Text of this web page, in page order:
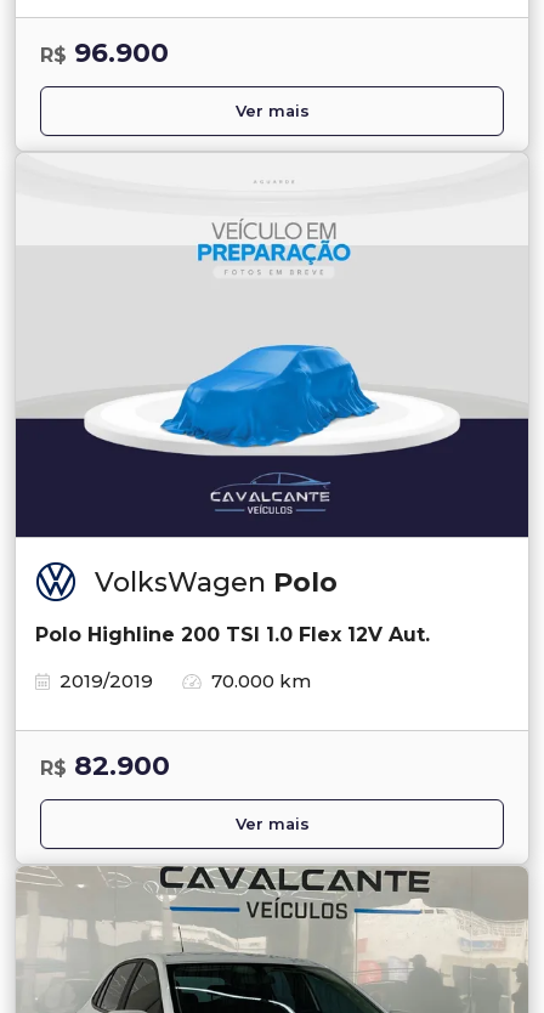
R$ 96.900
Ver mais
VolksWagen Polo
Polo Highline 200 TSI 1.0 Flex 12V Aut.
2019/2019
70.000 km
R$ 82.900
Ver mais